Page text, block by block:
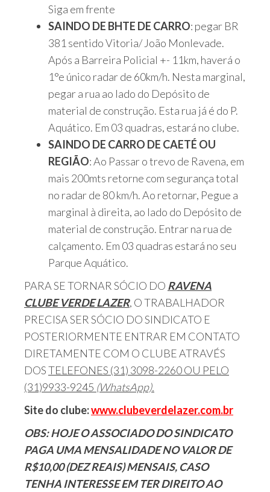
Siga em frente
SAINDO DE BHTE DE CARRO: pegar BR
381 sentido Vitoria/ João Monlevade.
Após a Barreira Policial +- 11km, haverá o
1°e único radar de 60km/h. Nesta marginal,
pegar a rua ao lado do Depósito de
material de construção. Esta rua já é do P.
Aquático. Em 03 quadras, estará no clube.
SAINDO DE CARRO DE CAETÉ OU
REGIÃO: Ao Passar o trevo de Ravena, em
mais 200mts retorne com segurança total
no radar de 80 km/h. Ao retornar, Pegue a
marginal à direita, ao lado do Depósito de
material de construção. Entrar na rua de
calçamento. Em 03 quadras estará no seu
Parque Aquático.
PARA SE TORNAR SÓCIO DO RAVENA
CLUBE VERDE LAZER, O TRABALHADOR
PRECISA SER SÓCIO DO SINDICATO E
POSTERIORMENTE ENTRAR EM CONTATO
DIRETAMENTE COM O CLUBE ATRAVÉS
DOSTELEFONES (31) 3098-2260 OU PELO
(31)9933-9245 (WhatsApp).
Site do clube:www.clubeverdelazer.com.br
OBS: HOJE O ASSOCIADO DO SINDICATO
PAGA UMA MENSALIDADE NO VALOR DE
R$10,00 (DEZ REAIS) MENSAIS, CASO
TENHA INTERESSE EM TER DIREITO AO